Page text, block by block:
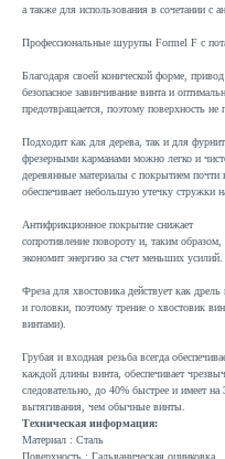
а также для использования в сочетании с
Профессиональные шурупы Formel F с
Благодаря своей конической форме, привод
безопасное завинчивание винта и
предотвращается, поэтому поверхность не
Подходит как для дерева, так и для
фрезерными карманами можно легко и
деревянные материалы с покрытием
обеспечивает небольшую утечку стружки
Антифрикционное покрытие снижает
сопротивление повороту и, таким образом,
экономит энергию за счет меньших усилий.
Фреза для хвостовика действует как
и головки, поэтому трение о хвостовик
винтами).
Грубая и входная резьба всегда
каждой длины винта, обеспечивает
следовательно, до 40% быстрее и имеет на
вытягивания, чем обычные винты.
Техническая информация:
Материал : Сталь
Поверхность : Гальваническая оцинковка